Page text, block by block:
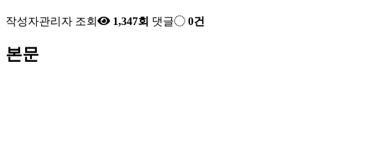
작성자관리자 조회 1,347회 댓글 0건
본문